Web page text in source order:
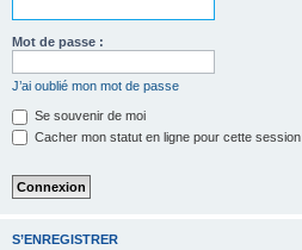
Mot de passe :
J’ai oublié mon mot de passe
Se souvenir de moi
Cacher mon statut en ligne pour cette session
S’ENREGISTRER